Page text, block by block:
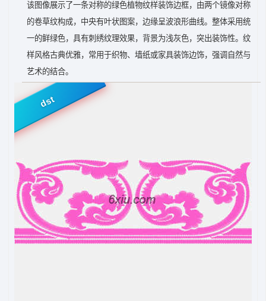
该图像展示了一条对称的绿色植物纹样装饰边框，由两个镜像对称
的卷草纹构成，中央有叶状图案，边缘呈波浪形曲线。整体采用统
一的鲜绿色，具有刺绣纹理效果，背景为浅灰色，突出装饰性。纹
样风格古典优雅，常用于织物、墙纸或家具装饰边饰，强调自然与
艺术的结合。
dst